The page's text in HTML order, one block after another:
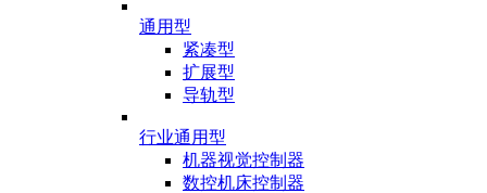
通用型
紧凑型
扩展型
导轨型
行业通用型
机器视觉控制器
数控机床控制器